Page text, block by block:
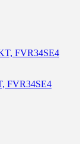
FVR34SE4